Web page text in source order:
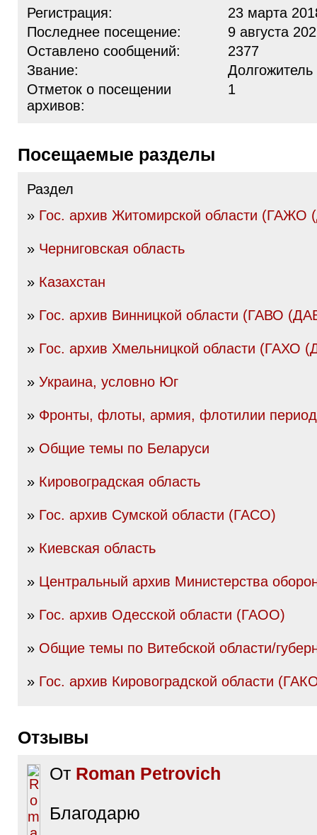
Регистрация:
23 марта
Последнее посещение:
9 августа
Оставлено сообщений:
2377
Звание:
Отметок о посещении
архивов:
1
Посещаемые разделы
Раздел
» Гос. архив Житомирской области
» Черниговская область
» Казахстан
» Гос. архив Винницкой области (ГАВО
» Гос. архив Хмельницкой области (ГАХО
» Украина, условно Юг
» Фронты, флоты, армия, флотилии
» Общие темы по Беларуси
» Кировоградская область
» Гос. архив Сумской области (ГАСО)
» Киевская область
» Центральный архив Министерства
» Гос. архив Одесской области (ГАОО)
» Общие темы по Витебской области/
» Гос. архив Кировоградской области
Отзывы
От Roman Petrovich
Благодарю